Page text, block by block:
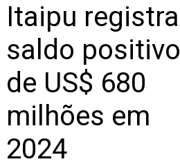
Itaipu registra
saldo positivo
de US$ 680
milhões em
2024